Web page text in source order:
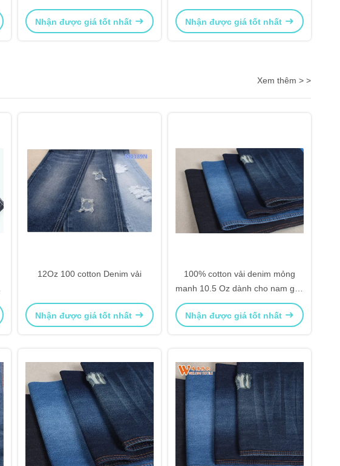
buôn
Nhận được giá tốt nhất
Crosshatch Slub cho nam/phụ nữ
Nhận được giá tốt nhất
Xem thêm > >
12Oz 100 cotton Denim vải
Nhận được giá tốt nhất
100% cotton vải denim mỏng
manh 10.5 Oz dành cho nam giới
vải jean xanh Nguyên liệu thô
Nhận được giá tốt nhất